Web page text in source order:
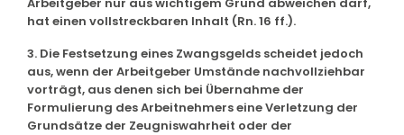
hat einen vollstreckbaren Inhalt (Rn. 16 ff.).
3. Die Festsetzung eines Zwangsgelds scheidet jedoch
aus, wenn der Arbeitgeber Umstände nachvollziehbar
vorträgt, aus denen sich bei Übernahme der
Formulierung des Arbeitnehmers eine Verletzung der
Grundsätze der Zeugniswahrheit oder der